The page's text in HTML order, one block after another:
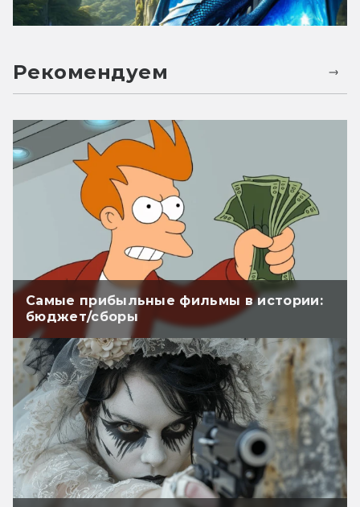
Рекомендуем
Самые прибыльные фильмы в истории:
бюджет/сборы